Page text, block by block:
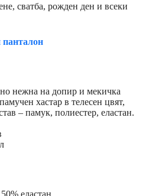
сватба, рожден ден и всеки
нежна на допир и мекичка
хастар в телесен цвят,
– памук, полиестер, еластан.
еластан